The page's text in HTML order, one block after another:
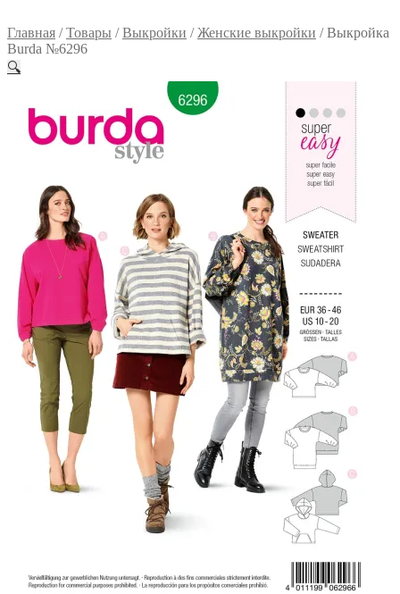
Главная /Товары /Выкройки /Женские выкройки /Выкройка
Burda №6296
🔍